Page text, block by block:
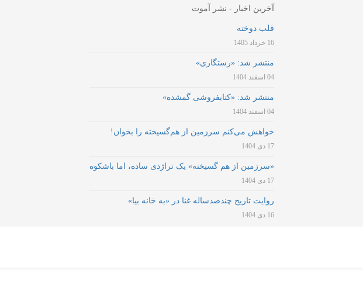
آخرین اخبار - نشر آموت
قلب دوخته
16 خرداد 1405
منتشر شد: «رستگاری»
04 اسفند 1404
منتشر شد: «کتابفروشی گمشده»
04 اسفند 1404
خواهش می‌کنم سرزمین از هم‌گسیخته را بخوان!
17 دی 1404
«سرزمین از هم گسیخته» یک تراژدی ساده، اما باشکوه
17 دی 1404
روایت تاریخ چندصدساله غنا در «به خانه بیا»
16 دی 1404